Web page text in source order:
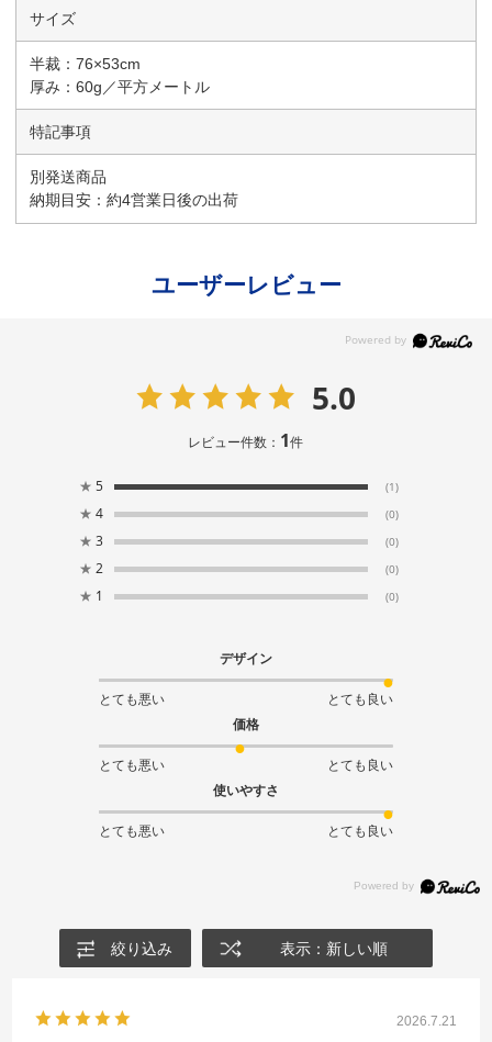
サイズ
半裁：76×53cm
厚み：60g／平方メートル
特記事項
別発送商品
納期目安：約4営業日後の出荷
ユーザーレビュー
5.0
レビュー件数： 1件
★ 5 (1)
★ 4 (0)
★ 3 (0)
★ 2 (0)
★ 1 (0)
デザイン
とても悪い
とても良い
価格
とても悪い
とても良い
使いやすさ
とても悪い とても良い
絞り込み 表示：新しい順
2026.7.21